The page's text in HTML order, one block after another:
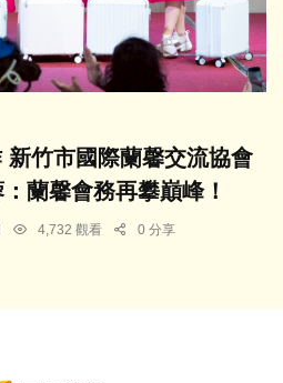
竹市國際蘭馨交流協會
蘭馨會務再攀巔峰！
4,732 觀看 0 分享